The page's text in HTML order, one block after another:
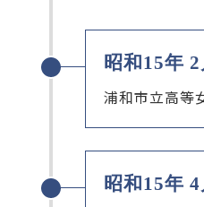
昭和15年 2
浦和市立高等
昭和15年 4